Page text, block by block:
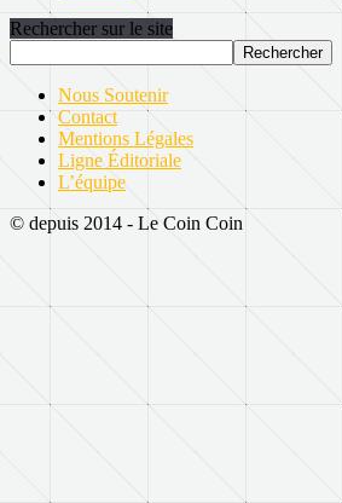
Rechercher sur le site
Nous Soutenir
Contact
Mentions Légales
Ligne Éditoriale
L’équipe
© depuis 2014 - Le Coin Coin